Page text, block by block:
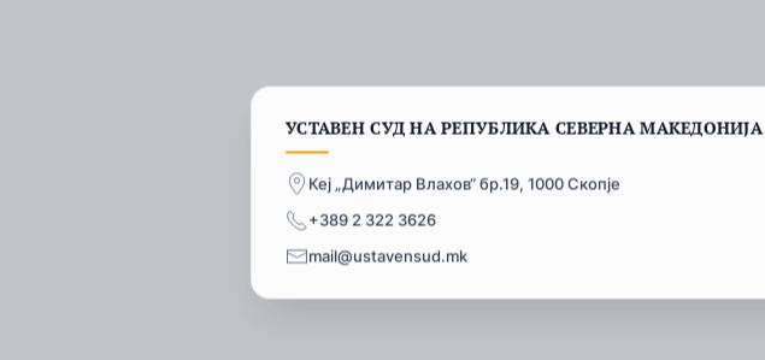
УСТАВЕН СУД НА РЕПУБЛИКА СЕВЕРНА МАКЕДОНИЈА
Кеј „Димитар Влахов“ бр.19, 1000 Скопје
+389 2 322 3626
mail@ustavensud.mk